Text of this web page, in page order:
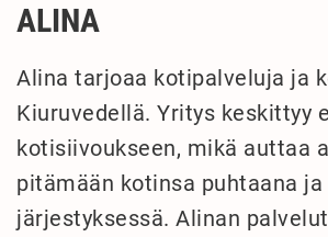
ALINA
Alina tarjoaa kotipalveluja ja
Kiuruvedellä. Yritys keskittyy
kotisiivoukseen, mikä auttaa
pitämään kotinsa puhtaana ja
järjestyksessä. Alinan